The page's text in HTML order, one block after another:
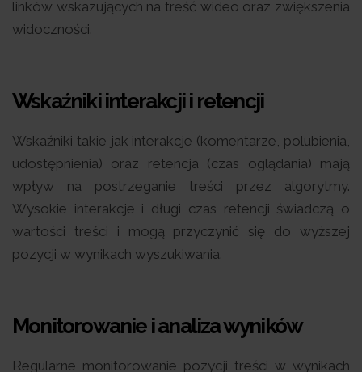
linków wskazujących na treść wideo oraz zwiększenia
widoczności.
Wskaźniki interakcji i retencji
Wskaźniki takie jak interakcje (komentarze, polubienia,
udostępnienia) oraz retencja (czas oglądania) mają
wpływ na postrzeganie treści przez algorytmy.
Wysokie interakcje i długi czas retencji świadczą o
wartości treści i mogą przyczynić się do wyższej
pozycji w wynikach wyszukiwania.
Monitorowanie i analiza wyników
Regularne monitorowanie pozycji treści w wynikach